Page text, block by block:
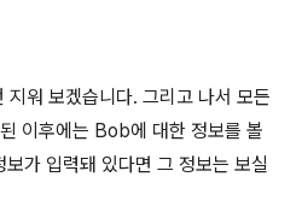
워 보겠습니다. 그리고 나서 모든
이후에는 Bob에 대한 정보를 볼
가 입력돼 있다면 그 정보는 보실